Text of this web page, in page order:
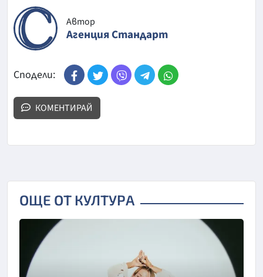
Автор
Агенция Стандарт
Сподели:
КОМЕНТИРАЙ
ОЩЕ ОТ КУЛТУРА